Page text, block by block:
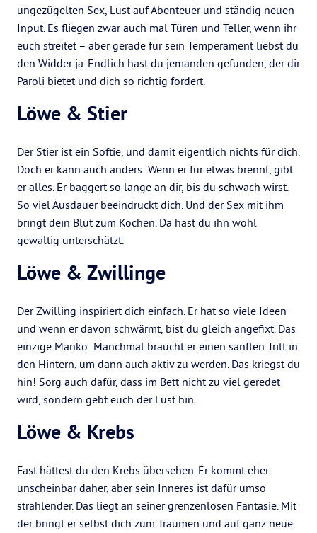
ungezügelten Sex, Lust auf Abenteuer und ständig neuen
Input. Es fliegen zwar auch mal Türen und Teller, wenn ihr
euch streitet – aber gerade für sein Temperament liebst du
den Widder ja. Endlich hast du jemanden gefunden, der dir
Paroli bietet und dich so richtig fordert.
Löwe & Stier
Der Stier ist ein Softie, und damit eigentlich nichts für dich.
Doch er kann auch anders: Wenn er für etwas brennt, gibt
er alles. Er baggert so lange an dir, bis du schwach wirst.
So viel Ausdauer beeindruckt dich. Und der Sex mit ihm
bringt dein Blut zum Kochen. Da hast du ihn wohl
gewaltig unterschätzt.
Löwe & Zwillinge
Der Zwilling inspiriert dich einfach. Er hat so viele Ideen
und wenn er davon schwärmt, bist du gleich angefixt. Das
einzige Manko: Manchmal braucht er einen sanften Tritt in
den Hintern, um dann auch aktiv zu werden. Das kriegst du
hin! Sorg auch dafür, dass im Bett nicht zu viel geredet
wird, sondern gebt euch der Lust hin.
Löwe & Krebs
Fast hättest du den Krebs übersehen. Er kommt eher
unscheinbar daher, aber sein Inneres ist dafür umso
strahlender. Das liegt an seiner grenzenlosen Fantasie. Mit
der bringt er selbst dich zum Träumen und auf ganz neue